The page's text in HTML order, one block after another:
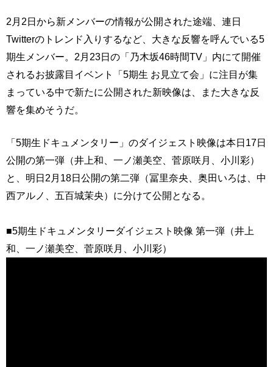
2月2日から新メンバーの情報が公開された途端、連日
Twitterのトレンド入りするなど、大きな反響を呼んでいる5
期生メンバー。2月23日の「乃木坂46時間TV」内にて開催
されるお披露目イベント「5期生 お見立て会」に注目が集
まっている中で新たに公開された新映像は、また大きな反
響を集めそうだ。
「5期生ドキュメンタリー」のダイジェスト映像は本日17日
公開の第一弾（井上和、一ノ瀬美空、菅原咲月、小川彩）
と、明日2月18日公開の第二弾（冨里奈央、奥田いろは、中
西アルノ、五百城茉央）に分けて公開となる。
■5期生ドキュメンタリーダイジェスト映像 第一弾（井上
和、一ノ瀬美空、菅原咲月、小川彩）